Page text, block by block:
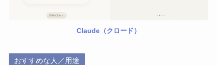
Claude（クロード）
おすすめな人／用途